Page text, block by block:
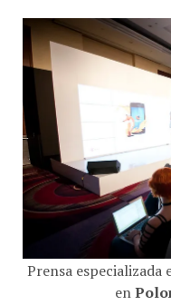
Prensa especializada
en